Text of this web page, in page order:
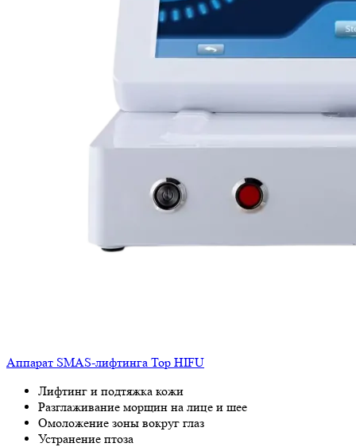
Аппарат SMAS-лифтинга Top HIFU
Лифтинг и подтяжка кожи
Разглаживание морщин на лице и шее
Омоложение зоны вокруг глаз
Устранение птоза